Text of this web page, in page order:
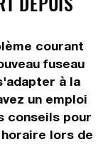
courant
fuseau
à la
un emploi
conseils pour
lors de